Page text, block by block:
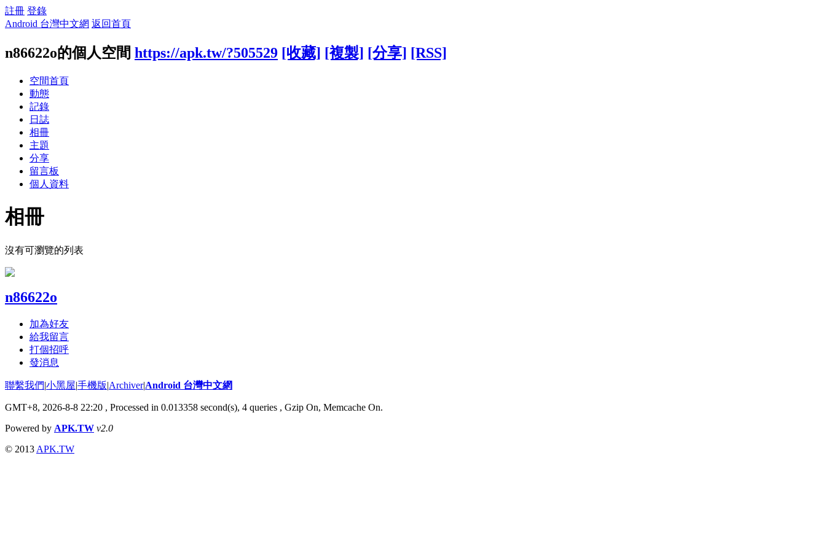
註冊 登錄
Android 台灣中文網 返回首頁
n86622o的個人空間 https://apk.tw/?505529 [收藏] [複製] [分享] [RSS]
空間首頁
動態
記錄
日誌
相冊
主題
分享
留言板
個人資料
相冊
沒有可瀏覽的列表
n86622o
加為好友
給我留言
打個招呼
發消息
聯繫我們|小黑屋|手機版|Archiver|Android 台灣中文網
GMT+8, 2026-8-8 22:20 , Processed in 0.013358 second(s), 4 queries , Gzip On, Memcache On.
Powered by APK.TW v2.0
© 2013 APK.TW